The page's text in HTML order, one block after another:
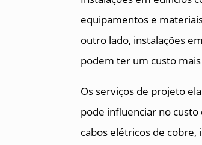
equipamentos e
outro lado, instalações
podem ter um custo
Os serviços de projeto
pode influenciar no
cabos elétricos de